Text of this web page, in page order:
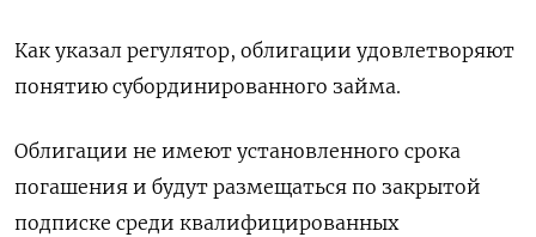
Как указал регулятор, облигации удовлетворяют
понятию субординированного займа.
Облигации не имеют установленного срока
погашения и будут размещаться по закрытой
подписке среди квалифицированных